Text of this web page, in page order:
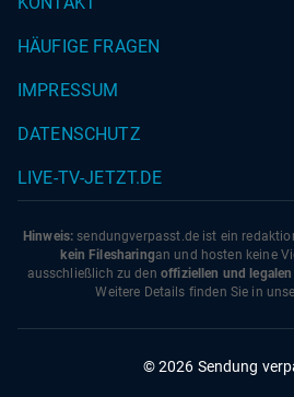
HÄUFIGE FRAGEN
IMPRESSUM
DATENSCHUTZ
LIVE-TV-JETZT.DE
Hinweis: sendungverpasst.de ist ein
kein Filesharingan und hosten keine
ausschließlich zu den offiziellen und
Weitere Details finden Sie in
© 2026 Sendung